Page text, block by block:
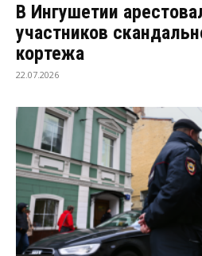
В Ингушетии
участников
кортежа
22.07.2026